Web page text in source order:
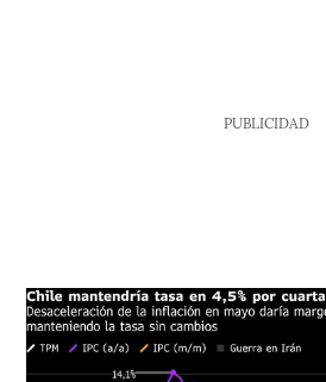
PUBLICIDAD